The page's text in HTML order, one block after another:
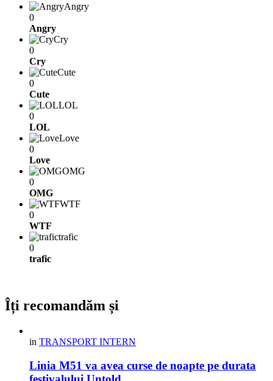
Angry
0
Angry
Cry
0
Cry
Cute
0
Cute
LOL
0
LOL
Love
0
Love
OMG
0
OMG
WTF
0
WTF
trafic
0
trafic
Îți recomandăm și
in TRANSPORT INTERN
Linia M51 va avea curse de noapte pe durata